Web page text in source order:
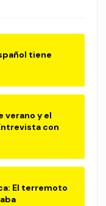
tiene
verano y el
con
El terremoto